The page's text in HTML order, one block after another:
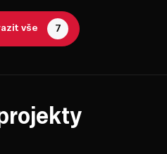
vše 7